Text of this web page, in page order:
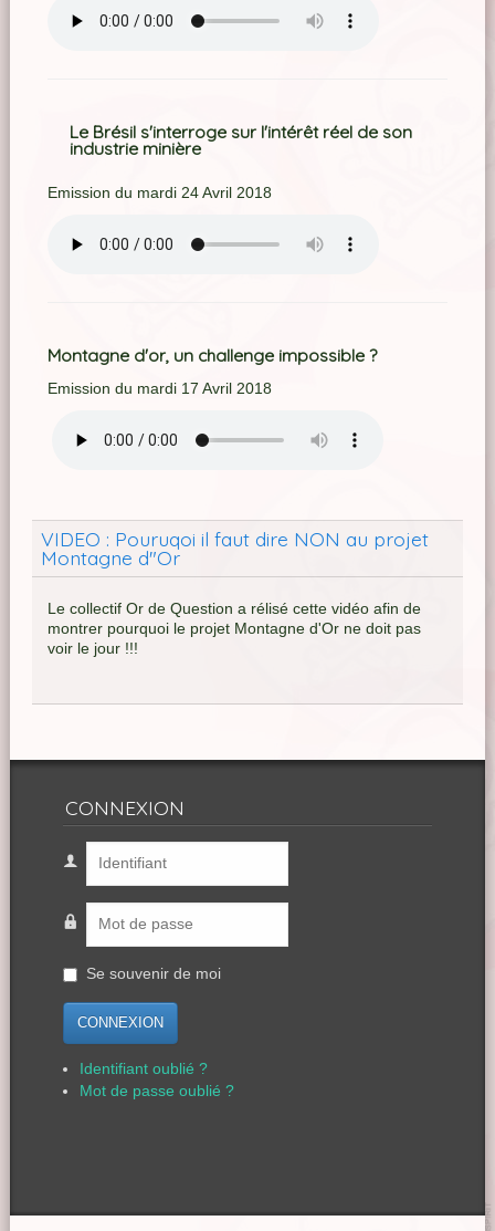
Le Brésil s'interroge sur l'intérêt réel de son
industrie minière
Emission du mardi 24 Avril 2018
Montagne d'or, un challenge impossible ?
Emission du mardi 17 Avril 2018
VIDEO : Pouruqoi il faut dire NON au projet
Montagne d"Or
Le collectif Or de Question a rélisé cette vidéo afin de
montrer pourquoi le projet Montagne d'Or ne doit pas
voir le jour !!!
CONNEXION
Se souvenir de moi
CONNEXION
Identifiant oublié ?
Mot de passe oublié ?